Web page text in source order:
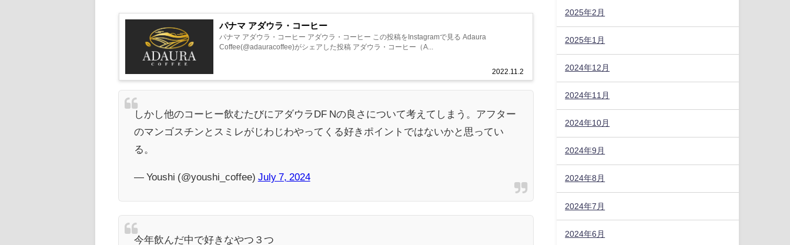
パナマ アダウラ・コーヒー
2022.11.2
パナマ アダウラ・コーヒー アダウラ・コーヒー この投稿をInstagramで見る Adaura
Coffee(@adauracoffee)がシェアした投稿 アダウラ・コーヒー（A...
しかし他のコーヒー飲むたびにアダウラDF Nの良さについて考えてしまう。アフター
のマンゴスチンとスミレがじわじわやってくる好きポイントではないかと思ってい
る。
— Youshi (@youshi_coffee) July 7, 2024
今年飲んだ中で好きなやつ３つ
2025年2月
2025年1月
2024年12月
2024年11月
2024年10月
2024年9月
2024年8月
2024年7月
2024年6月